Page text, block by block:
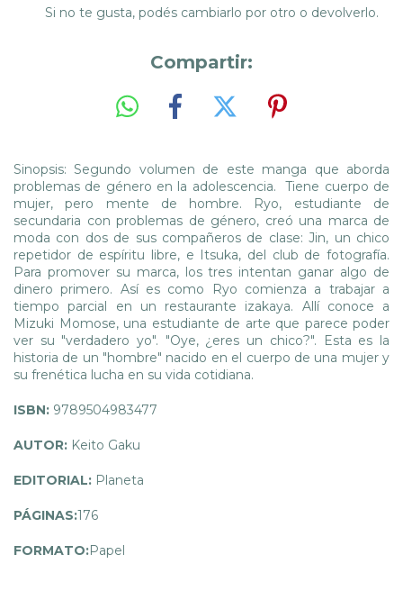
Si no te gusta, podés cambiarlo por otro o devolverlo.
Compartir:
Sinopsis: Segundo volumen de este manga que aborda
problemas de género en la adolescencia. Tiene cuerpo de
mujer, pero mente de hombre. Ryo, estudiante de
secundaria con problemas de género, creó una marca de
moda con dos de sus compañeros de clase: Jin, un chico
repetidor de espíritu libre, e Itsuka, del club de fotografía.
Para promover su marca, los tres intentan ganar algo de
dinero primero. Así es como Ryo comienza a trabajar a
tiempo parcial en un restaurante izakaya. Allí conoce a
Mizuki Momose, una estudiante de arte que parece poder
ver su "verdadero yo". "Oye, ¿eres un chico?". Esta es la
historia de un "hombre" nacido en el cuerpo de una mujer y
su frenética lucha en su vida cotidiana.
ISBN: 9789504983477
AUTOR: Keito Gaku
EDITORIAL: Planeta
PÁGINAS:176
FORMATO:Papel